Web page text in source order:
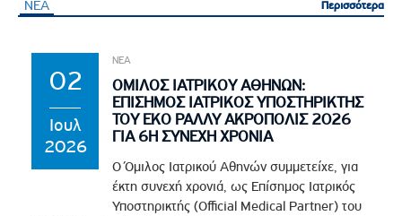
ΝΕΑ Περισσότερα
Περισσότερα
02
Ιουλ
2026
ΝΕΑ
ΟΜΙΛΟΣ ΙΑΤΡΙΚΟΥ ΑΘΗΝΩΝ:
ΕΠΙΣΗΜΟΣ ΙΑΤΡΙΚΟΣ ΥΠΟΣΤΗΡΙΚΤΗΣ
ΤΟΥ EKO ΡΑΛΛΥ ΑΚΡΟΠΟΛΙΣ 2026
ΓΙΑ 6Η ΣΥΝΕΧΗ ΧΡΟΝΙΑ
Ο Όμιλος Ιατρικού Αθηνών συμμετείχε, για
έκτη συνεχή χρονιά, ως Επίσημος Ιατρικός
Υποστηρικτής (Official Medical Partner) του